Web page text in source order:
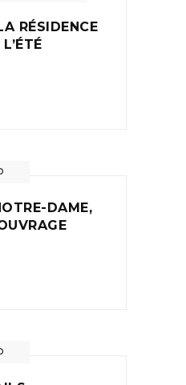
RÉSIDENCE
DAME,